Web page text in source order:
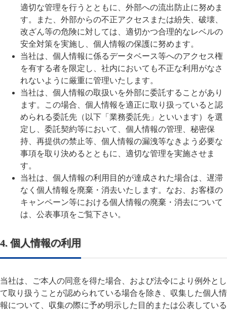
適切な管理を行うとともに、外部への流出防止に努めま
す。また、外部からの不正アクセスまたは紛失、破壊、
改ざん等の危険に対しては、適切かつ合理的なレベルの
安全対策を実施し、個人情報の保護に努めます。
当社は、個人情報に係るデータベース等へのアクセス権
を有する者を限定し、社内においても不正な利用がなさ
れないように厳重に管理いたします。
当社は、個人情報の取扱いを外部に委託することがあり
ます。この場合、個人情報を適正に取り扱っていると認
められる委託先（以下「業務委託先」といいます）を選
定し、委託契約等において、個人情報の管理、秘密保
持、再提供の禁止等、個人情報の漏洩等なきよう必要な
事項を取り決めるとともに、適切な管理を実施させま
す。
当社は、個人情報の利用目的が達成された場合は、遅滞
なく個人情報を廃棄・消去いたします。なお、お客様の
キャンペーン等における個人情報の廃棄・消去について
は、公表事項をご覧下さい。
4. 個人情報の利用
当社は、ご本人の同意を得た場合、および法令により例外とし
て取り扱うことが認められている場合を除き、収集した個人情
報について、収集の際に予め明示した目的または公表している